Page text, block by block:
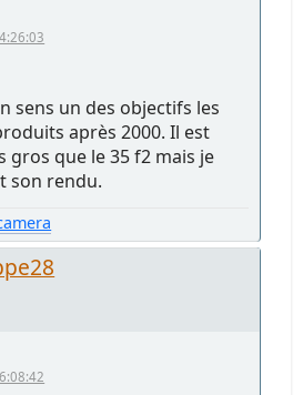
sens un des objectifs les
après 2000. Il est
gros que le 35 f2 mais je
son rendu.